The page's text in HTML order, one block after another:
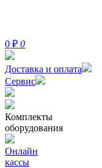
0 ₽ 0
Доставка и оплата
Сервис
Комплекты
оборудования
Онлайн
кассы